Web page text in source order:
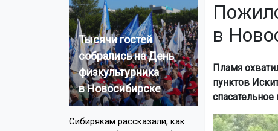
Тысячи гостей
собрались на День
физкультурника
в Новосибирске
Сибирякам рассказали, как
в
Пламя
пунктов